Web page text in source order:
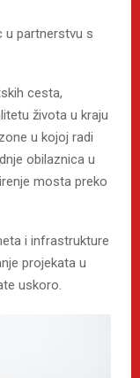
u partnerstvu s
cesta,
života u kraju
u kojoj radi
obilaznica u
mosta preko
i infrastrukture
projekata u
uskoro.